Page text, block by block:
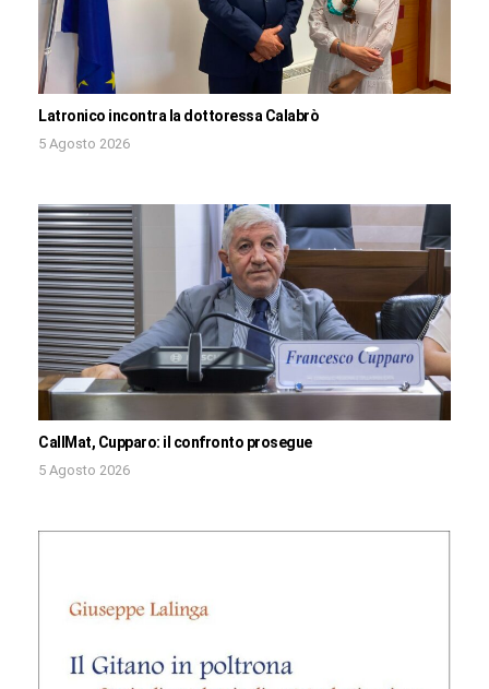
Latronico incontra la dottoressa Calabrò
5 Agosto 2026
CallMat, Cupparo: il confronto prosegue
5 Agosto 2026